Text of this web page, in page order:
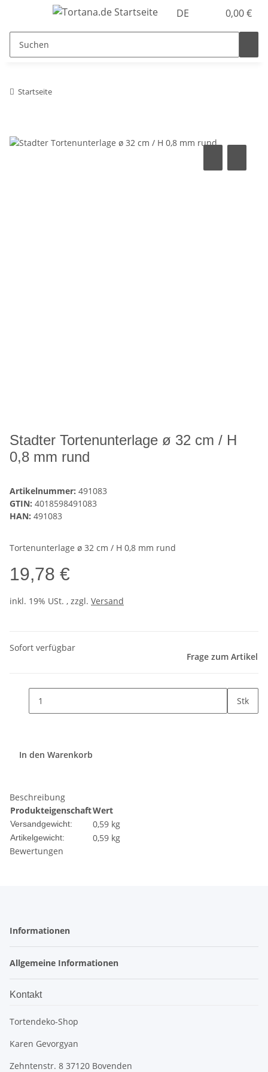
DE 0,00 €
Startseite
Stadter Tortenunterlage ø 32 cm / H
0,8 mm rund
Artikelnummer: 491083
GTIN: 4018598491083
HAN: 491083
Tortenunterlage ø 32 cm / H 0,8 mm rund
19,78 €
inkl. 19% USt. , zzgl. Versand
Sofort verfügbar
Frage zum Artikel
Stk
In den Warenkorb
Beschreibung
ProdukteigenschaftWert
Versandgewicht: 0,59 kg
Artikelgewicht: 0,59 kg
Bewertungen
Informationen
Allgemeine Informationen
Kontakt
Tortendeko-Shop
Karen Gevorgyan
Zehntenstr. 8 37120 Bovenden